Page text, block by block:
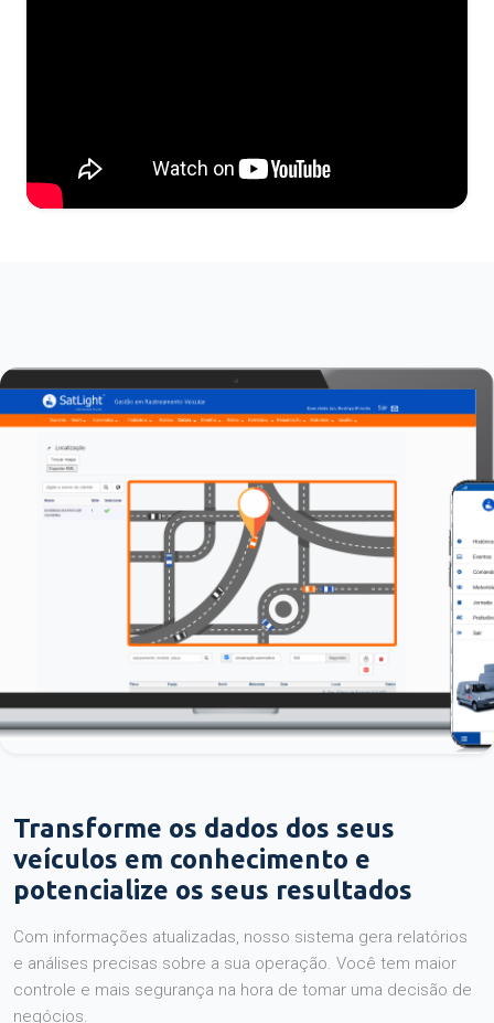
Transforme os dados dos seus
veículos em conhecimento e
potencialize os seus resultados
Com informações atualizadas, nosso sistema gera relatórios
e análises precisas sobre a sua operação. Você tem maior
controle e mais segurança na hora de tomar uma decisão de
negócios.